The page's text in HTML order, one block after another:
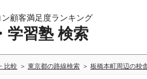
ン顧客満足度ランキング
学習塾 検索
比較 東京都の路線検索 板橋本町周辺の校